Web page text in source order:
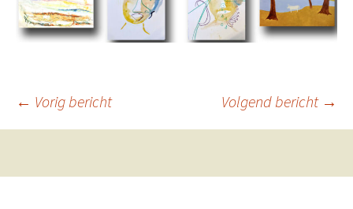
Berichtnavigatie
← Vorig bericht Volgend bericht →